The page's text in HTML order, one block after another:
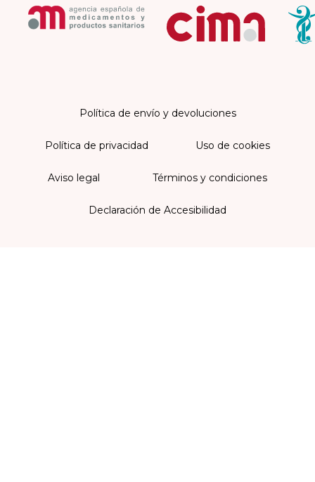
Política de envío y devoluciones
Política de privacidad Uso de cookies
Aviso legal Términos y condiciones
Declaración de Accesibilidad